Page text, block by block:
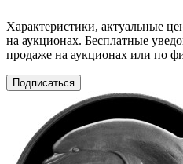
Характеристики, актуальные
на аукционах. Бесплатные
продаже на аукционах или по
Подписаться